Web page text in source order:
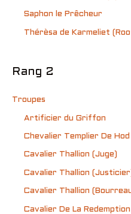
Saphon le Prêcheur
Thérèsa de Karmeliet
Rang 2
Troupes
Artificier du Griffon
Chevalier Templier De Hod
Cavalier Thallion (Juge)
Cavalier Thallion
Cavalier Thallion
Cavalier De La Redemption